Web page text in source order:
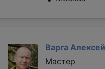
Варга Алексей
Мастер